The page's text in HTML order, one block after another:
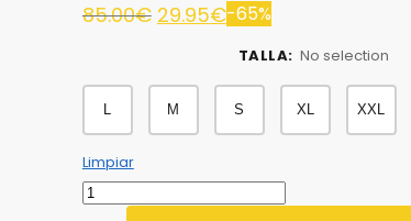
85.00€ 29.95€-65%
TALLA: No selection
L M S XL XXL
Limpiar